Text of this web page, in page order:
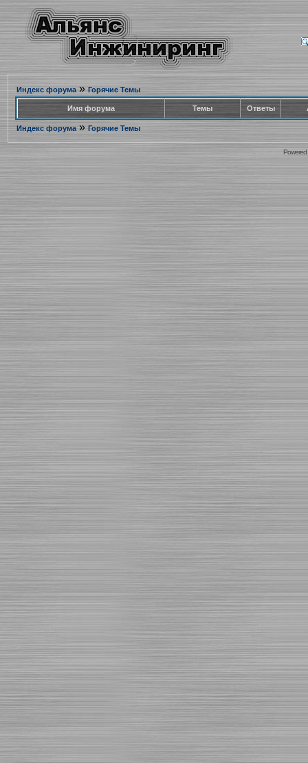
Индекс форума» Горячие Темы
Имя форума Темы Ответы
Индекс форума» Горячие Темы